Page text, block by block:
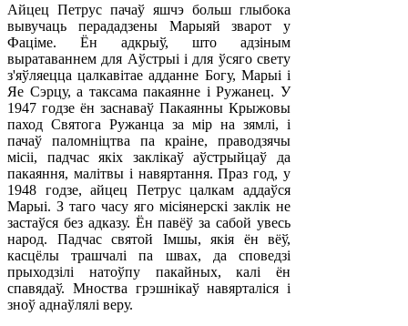
Айцец Петрус пачаў яшчэ больш глыбока
вывучаць перададзены Марыяй зварот у
Фаціме. Ён адкрыў, што адзіным
выратаваннем для Аўстрыі і для ўсяго свету
з'яўляецца цалкавітае адданне Богу, Марыі і
Яе Сэрцу, а таксама пакаянне і Ружанец. У
1947 годзе ён заснаваў Пакаянны Крыжовы
паход Святога Ружанца за мір на зямлі, і
пачаў паломніцтва па краіне, праводзячы
місіі, падчас якіх заклікаў аўстрыйцаў да
пакаяння, малітвы і навяртання. Праз год, у
1948 годзе, айцец Петрус цалкам аддаўся
Марыі. З таго часу яго місіянерскі заклік не
застаўся без адказу. Ён павёў за сабой увесь
народ. Падчас святой Імшы, якія ён вёў,
касцёлы трашчалі па швах, да споведзі
прыходзілі натоўпу пакайных, калі ён
спавядаў. Мноства грэшнікаў навярталіся і
зноў аднаўлялі веру.